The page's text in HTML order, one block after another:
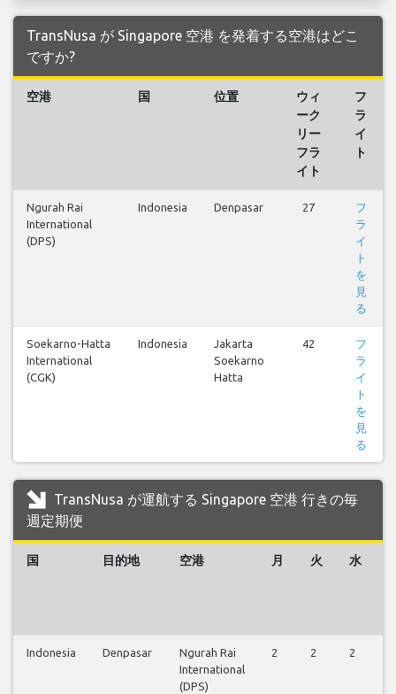
TransNusa が Singapore 空港 を発着する空港はどこ
ですか?
空港 国 位置
ウィ
ーク
リー
フラ
イト
フ
ラ
イ
ト
Ngurah Rai
International
(DPS)
Indonesia Denpasar 27
フ
ラ
イ
ト
を
見
る
Soekarno-Hatta
International
(CGK)
Indonesia
Jakarta
Soekarno
Hatta
42
フ
ラ
イ
ト
を
見
る
TransNusa が運航する Singapore 空港 行きの毎
週定期便
国 目的地 空港 月 火 水
Indonesia Denpasar
Ngurah Rai
International
(DPS)
2 2 2